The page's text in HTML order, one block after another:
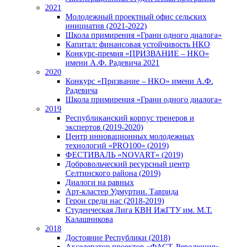
2021
Молодежный проектный офис сельских
инициатив (2021-2022)
Школа примирения «Грани одного диалога»
Капитал: финансовая устойчивость НКО
Конкурс-премия «ПРИЗВАНИЕ – НКО»
имени А.Ф. Радевича 2021
2020
Конкурс «Призвание – НКО» имени А.Ф.
Радевича
Школа примирения «Грани одного диалога»
2019
Республиканский корпус тренеров и
экспертов (2019-2020)
Центр инновационных молодежных
технологий «PRO100» (2019)
ФЕСТИВАЛЬ «NOVART» (2019)
Добровольческий ресурсный центр
Селтинского района (2019)
Диалоги на равных
Арт-кластер Удмуртии. Таврида
Герои среди нас (2018-2019)
Студенческая Лига КВН ИжГТУ им. М.Т.
Калашникова
2018
Достояние Республики (2018)